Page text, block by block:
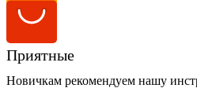
Приятные
Новичкам рекомендуем нашу